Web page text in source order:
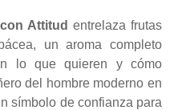
Attitud entrelaza frutas
un aroma completo
lo que quieren y cómo
del hombre moderno en
símbolo de confianza para